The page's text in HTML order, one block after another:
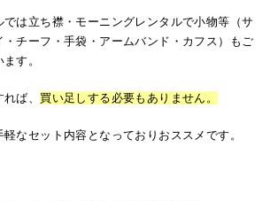
では立ち襟・モーニングレンタルで小物等（サ
・チーフ・手袋・アームバンド・カフス）もご
す。
ば、 買い足しする必要もありません。
なセット内容となっておりおススメです。